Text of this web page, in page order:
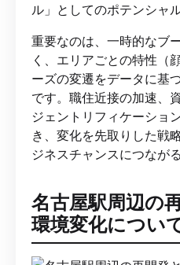
ル」としてのポテンシャ
重要なのは、一時的なブ
く、エリアごとの特性（
ーズの変遷をデータに基
です。職住近接の加速、
ジェントリフィケーショ
き、変化を先取りした戦
ジネスチャンスにつなが
名古屋駅周辺の
環境変化につい